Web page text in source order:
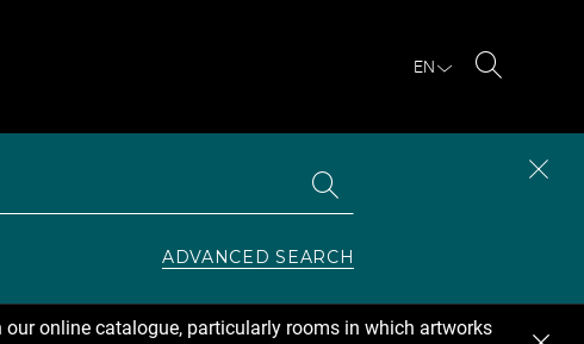
EN
ADVANCED SEARCH
online catalogue, particularly rooms in which artworks